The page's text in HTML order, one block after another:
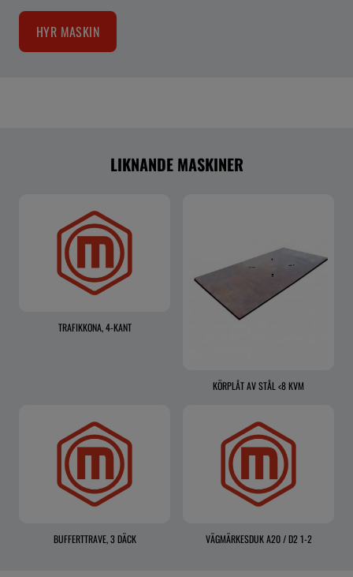
HYR MASKIN
LIKNANDE MASKINER
TRAFIKKONA, 4-KANT
KÖRPLÅT AV STÅL <8 KVM
BUFFERTTRAVE, 3 DÄCK VÄGMÄRKESDUK A20 / D2 1-2